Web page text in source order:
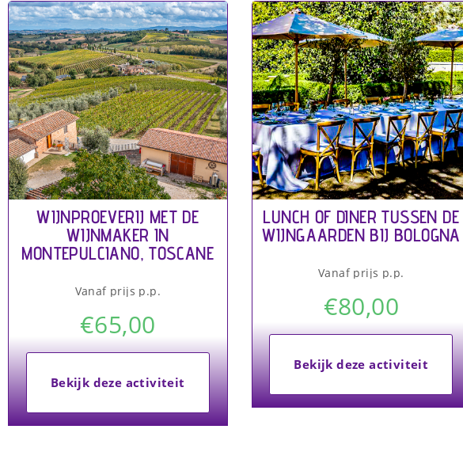
WIJNPROEVERIJ MET DE
WIJNMAKER IN
MONTEPULCIANO, TOSCANE
Vanaf prijs p.p.
€65,00
Bekijk deze activiteit
LUNCH OF DINER TUSSEN DE
WIJNGAARDEN BIJ BOLOGNA
Vanaf prijs p.p.
€80,00
Bekijk deze activiteit